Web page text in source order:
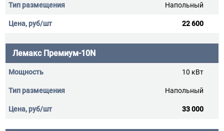
Напольный
22 600
Лемакс Премиум-10N
10 кВт
Напольный
33 000